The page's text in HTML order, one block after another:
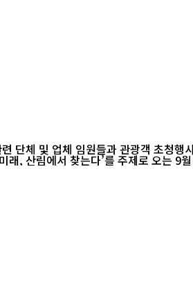
단체 및 업체 임원들과 관광객 초청행
류의 미래, 산림에서 찾는다’를 주제로 오는